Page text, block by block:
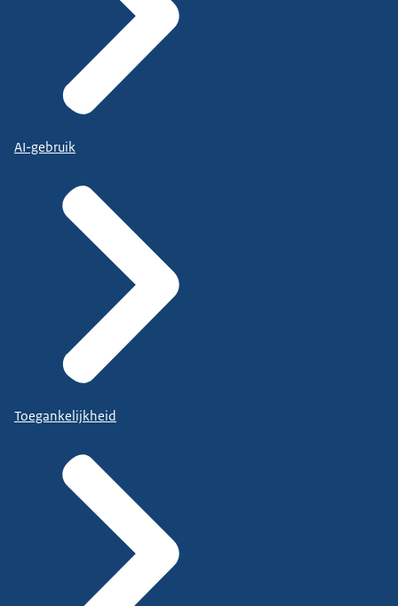
AI-gebruik
Toegankelijkheid